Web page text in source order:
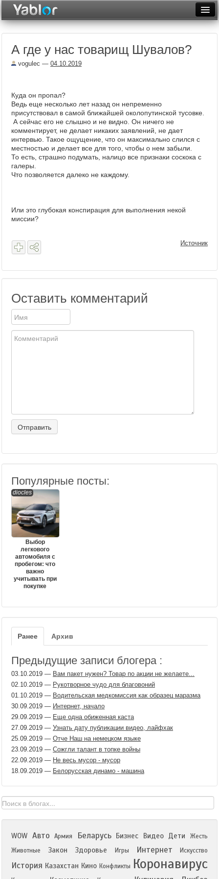
Неделя
Архив
Фототоп
Видеотоп
А где у нас товарищ Шувалов?
vogulec — 04.10.2019
Куда он пропал?
Ведь еще несколько лет назад он непременно
присутствовал в самой ближайшей околопутинской тусовке.
А сейчас его не слышно и не видно. Он ничего не
комментирует, не делает никаких заявлений, не дает
интервью. Такое ощущение, что он максимально слился с
местностью и делает все для того, чтобы о нем забыли.
То есть, страшно подумать, налицо все признаки соскока с
галеры.
Что позволяется далеко не каждому.
Или это глубокая конспирация для выполнения некой
миссии?
Источник
Оставить комментарий
Популярные посты:
diocles
Выбор
легкового
автомобиля с
пробегом: что
важно
учитывать при
покупке
Ранее Архив
Предыдущие записи блогера :
03.10.2019 — Вам пакет нужен? Товар по акции не желаете...
02.10.2019 — Рукотворное чудо для благовоний
01.10.2019 — Водительская медкомиссия как образец маразма
30.09.2019 — Интернет, начало
29.09.2019 — Еще одна обиженная каста
27.09.2019 — Узнать дату публикации видео, лайфхак
25.09.2019 — Отче Наш на немецком языке
23.09.2019 — Сожгли талант в топке войны
22.09.2019 — Не весь мусор - мусор
18.09.2019 — Белорусская динамо - машина
WOW Авто Армия Беларусь Бизнес Видео Дети
Жесть
Животные
Закон Здоровье Игры Интернет Искусство
История Казахстан Кино Конфликты Коронавирус